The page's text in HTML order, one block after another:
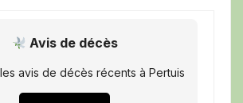
Avis de décès
avis de décès récents à Pertuis